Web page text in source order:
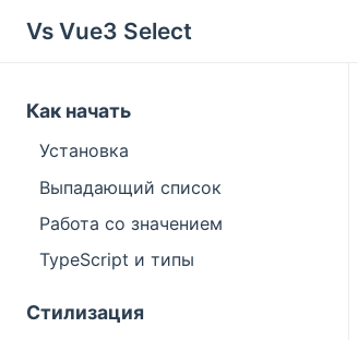
Vs Vue3 Select
Как начать
Установка
Выпадающий список
Работа со значением
TypeScript и типы
Стилизация